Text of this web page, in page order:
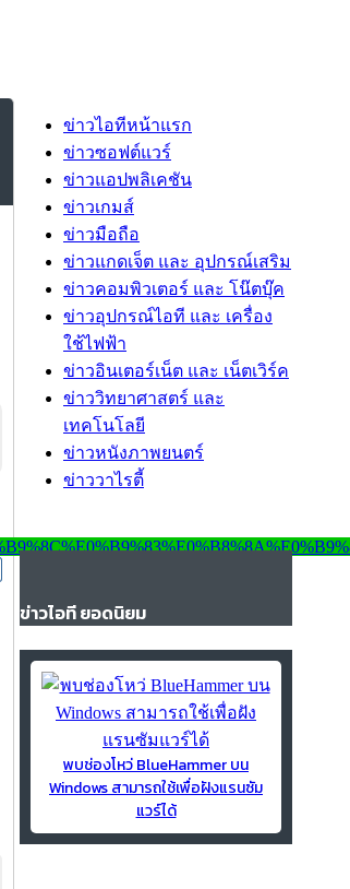
ข่าวไอทีหน้าแรก
ข่าวซอฟต์แวร์
ข่าวแอปพลิเคชัน
ข่าวเกมส์
ข่าวมือถือ
ข่าวแกดเจ็ต และ อุปกรณ์เสริม
ข่าวคอมพิวเตอร์ และ โน๊ตบุ๊ค
ข่าวอุปกรณ์ไอที และ เครื่อง
ใช้ไฟฟ้า
ข่าวอินเตอร์เน็ต และ เน็ตเวิร์ค
ข่าววิทยาศาสตร์ และ
เทคโนโลยี
ข่าวหนังภาพยนตร์
ข่าววาไรตี้
ข่าวไอที ยอดนิยม
พบช่องโหว่ BlueHammer บน
Windows สามารถใช้เพื่อฝังแรนซัม
แวร์ได้